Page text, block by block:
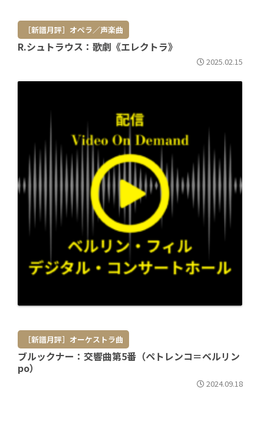
［新譜月評］オペラ／声楽曲
R.シュトラウス：歌劇《エレクトラ》
2025.02.15
［新譜月評］オーケストラ曲
ブルックナー：交響曲第5番（ペトレンコ＝ベルリン
po）
2024.09.18